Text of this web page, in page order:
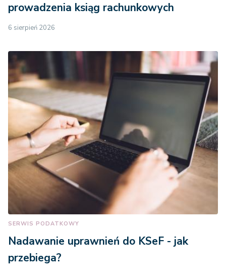
prowadzenia ksiąg rachunkowych
6 sierpień 2026
SERWIS PODATKOWY
Nadawanie uprawnień do KSeF - jak
przebiega?